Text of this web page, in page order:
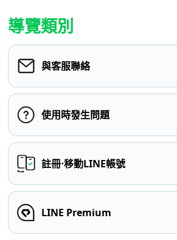
導覽類別
與客服聯絡
使用時發生問題
註冊⋅移動LINE帳號
LINE Premium